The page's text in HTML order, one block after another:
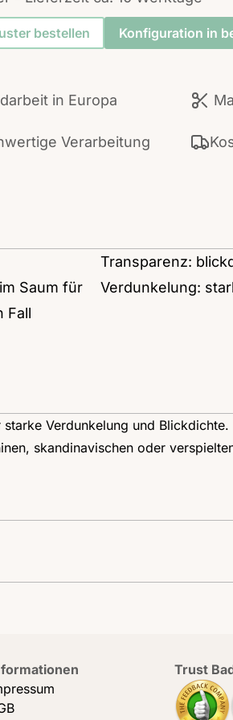
Konfiguration in
bestellen
in Europa
Verarbeitung
Transparenz:
Saum für
Fall
Verdunkelung:
Verdunkelung und Blickdichte.
skandinavischen oder
Trust